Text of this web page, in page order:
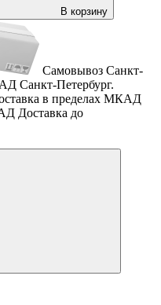
В корзину
Самовывоз Санкт-
Санкт-Петербург.
в пределах МКАД
Доставка до